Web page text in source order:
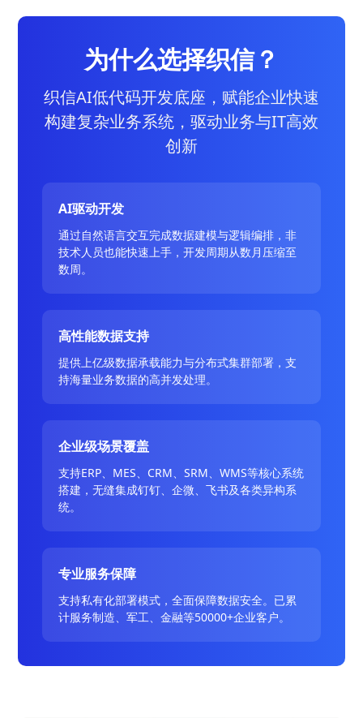
为什么选择织信？
织信AI低代码开发底座，赋能企业快速
构建复杂业务系统，驱动业务与IT高效
创新
AI驱动开发
通过自然语言交互完成数据建模与逻辑编排，非
技术人员也能快速上手，开发周期从数月压缩至
数周。
高性能数据支持
提供上亿级数据承载能力与分布式集群部署，支
持海量业务数据的高并发处理。
企业级场景覆盖
支持ERP、MES、CRM、SRM、WMS等核心系统
搭建，无缝集成钉钉、企微、飞书及各类异构系
统。
专业服务保障
支持私有化部署模式，全面保障数据安全。已累
计服务制造、军工、金融等50000+企业客户。